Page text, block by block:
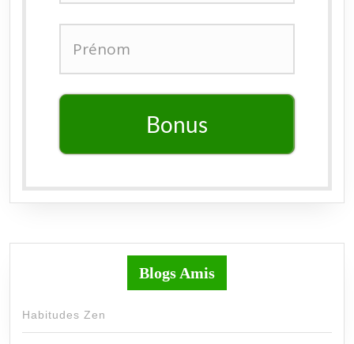
Bonus
Blogs Amis
Habitudes Zen